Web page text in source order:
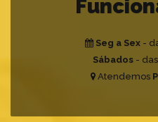
Seg a Sex -
Sábados -
Atendemos